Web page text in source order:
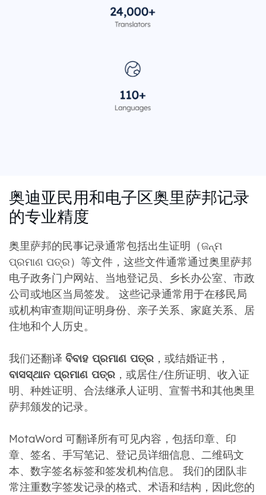
奥迪亚民用和电子区奥里萨邦记录
的专业精度
奥里萨邦的民事记录通常包括出生证明（ଜନ୍ମ
ପ୍ରମାଣ ପତ୍ର）等文件，这些文件通常通过奥里萨邦
电子政务门户网站、当地登记员、乡长办公室、市政
公司或地区当局签发。 这些记录通常用于在移民局
或机构审查期间证明身份、亲子关系、家庭关系、居
住地和个人历史。
我们还翻译 ବିବାହ ପ୍ରମାଣ ପତ୍ର，或结婚证书，
ବାସସ୍ଥାନ ପ୍ରମାଣ ପତ୍ର，或居住/住所证明、收入证
明、种姓证明、合法继承人证明、宣誓书​​和其他奥里
萨邦颁发的记录。
MotaWord 可翻译所有可见内容，包括印章、印
章、签名、手写笔记、登记员详细信息、二维码文
本、数字签名标签和签发机构信息。 我们的团队非
常注重数字签发记录的格式、术语和结构，因此您的